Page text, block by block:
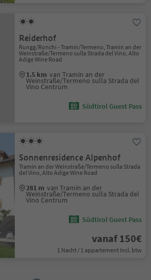
Reiderhof
Rungg/Ronchi - Tramin/Termeno, Tramin an der
Weinstraße/Termeno sulla Strada del Vino, Alto
Adige Wine Road
1.5 km van Tramin an der
Weinstraße/Termeno sulla Strada del
Vino Centrum
Südtirol Guest Pass
Sonnenresidence Alpenhof
Tramin an der Weinstraße/Termeno sulla Strada
del Vino, Alto Adige Wine Road
281 m van Tramin an der
Weinstraße/Termeno sulla Strada del
Vino Centrum
Südtirol Guest Pass
vanaf 150€
1 Nacht / 1 appartement Incl. btw